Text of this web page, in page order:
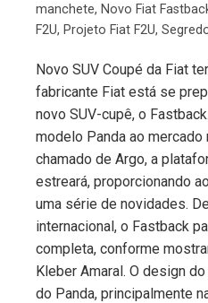
manchete, Novo Fiat
F2U, Projeto Fiat F2U,
Novo SUV Coupé da Fiat
fabricante Fiat está se
novo SUV-cupê, o
modelo Panda ao mercado
chamado de Argo, a
estreará, proporcionando
uma série de novidades.
internacional, o Fastback
completa, conforme
Kleber Amaral. O design
do Panda, principalmente